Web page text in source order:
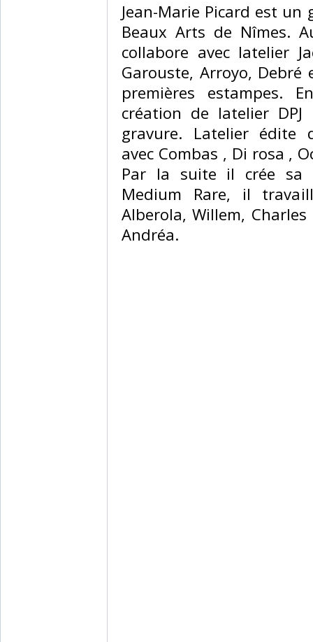
‎Jean-Marie Picard est
Beaux Arts de Nîmes.
collabore avec latelier
Garouste, Arroyo,
premières estampes.
création de latelier
gravure. Latelier édite
avec Combas , Di rosa ,
Par la suite il crée sa
Medium Rare, il
Alberola, Willem,
Andréa. ‎